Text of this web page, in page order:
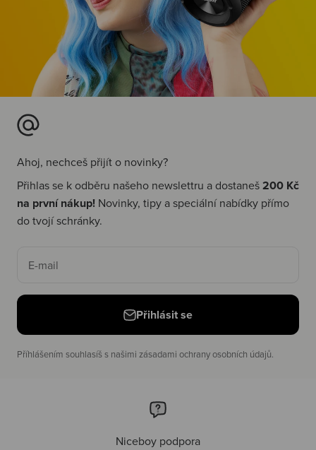
Ahoj, nechceš přijít o novinky?
Přihlas se k odběru našeho newslettru a dostaneš200 Kč
na první nákup! Novinky, tipy a speciální nabídky přímo
do tvojí schránky.
E-mail
Přihlásit se
Příhlášením souhlasíš s našimi zásadami ochrany osobních údajů.
Niceboy podpora